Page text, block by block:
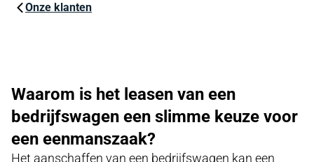
Onze klanten
Waarom is het leasen van een
bedrijfswagen een slimme keuze voor
een eenmanszaak?
Het aanschaffen van een bedrijfswagen kan een